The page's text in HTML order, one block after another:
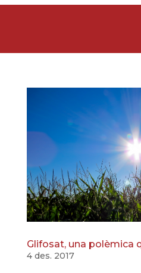
Glifosat, una polèmica
4 des. 2017